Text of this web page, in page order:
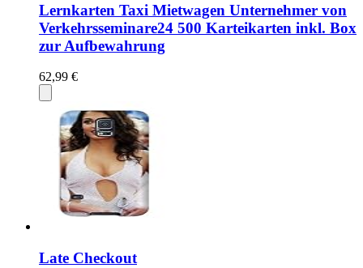
Lernkarten Taxi Mietwagen Unternehmer von
Verkehrsseminare24 500 Karteikarten inkl. Box
zur Aufbewahrung
62,99 €
Late Checkout